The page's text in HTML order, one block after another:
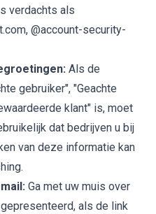
verdachts als
@account-security-
Als de
gebruiker", "Geachte
klant" is, moet
dat bedrijven u bij
van deze informatie kan
Ga met uw muis over
als de link